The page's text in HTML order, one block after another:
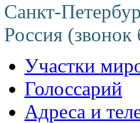
Санкт-
Россия
Участки
Голоссарий
Адреса и